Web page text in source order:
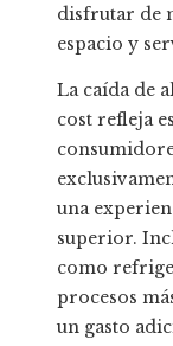
disfrutar de
espacio y
La caída de
cost refleja
una
superior.
como
procesos
un gasto